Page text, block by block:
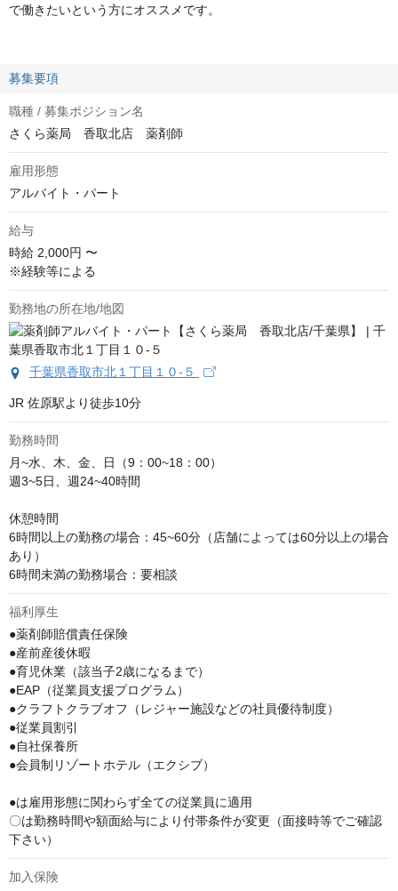
で働きたいという方にオススメです。
募集要項
職種 / 募集ポジション名
さくら薬局 香取北店 薬剤師
雇用形態
アルバイト・パート
給与
時給 2,000円 〜
※経験等による
勤務地の所在地/地図
千葉県香取市北１丁目１０‐５
JR 佐原駅より徒歩10分
勤務時間
月~水、木、金、日（9：00~18：00）
週3~5日、週24~40時間
休憩時間
6時間以上の勤務の場合：45~60分（店舗によっては60分以上の場合
あり）
6時間未満の勤務場合：要相談
福利厚生
●薬剤師賠償責任保険
●産前産後休暇
●育児休業（該当子2歳になるまで）
●EAP（従業員支援プログラム）
●クラフトクラブオフ（レジャー施設などの社員優待制度）
●従業員割引
●自社保養所
●会員制リゾートホテル（エクシブ）
●は雇用形態に関わらず全ての従業員に適用
〇は勤務時間や額面給与により付帯条件が変更（面接時等でご確認
下さい）
加入保険